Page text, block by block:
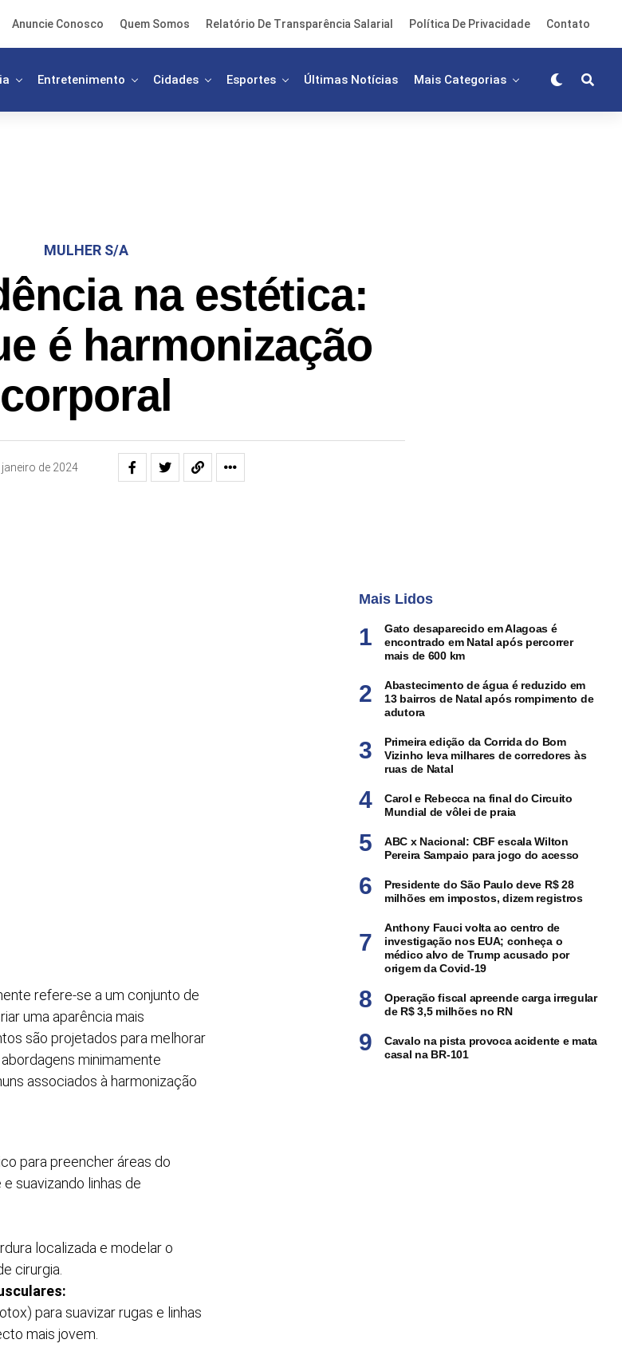
Anuncie Conosco Quem Somos Relatório De Transparência Salarial Política De Privacidade Contato
Entretenimento Cidades Esportes Últimas Notícias Mais Categorias
MULHER S/A
na estética:
é harmonização
corporal
janeiro de 2024
refere-se a um conjunto de
uma aparência mais
são projetados para melhorar
minimamente
associados à harmonização
para preencher áreas do
suavizando linhas de
localizada e modelar o
cirurgia.
para suavizar rugas e linhas
mais jovem.
Mais Lidos
Gato desaparecido em Alagoas é
encontrado em Natal após percorrer
mais de 600 km
Abastecimento de água é reduzido em
13 bairros de Natal após rompimento de
adutora
Primeira edição da Corrida do Bom
Vizinho leva milhares de corredores às
ruas de Natal
Carol e Rebecca na final do Circuito
Mundial de vôlei de praia
ABC x Nacional: CBF escala Wilton
Pereira Sampaio para jogo do acesso
Presidente do São Paulo deve R$ 28
milhões em impostos, dizem registros
Anthony Fauci volta ao centro de
investigação nos EUA; conheça o
médico alvo de Trump acusado por
origem da Covid-19
Operação fiscal apreende carga irregular
de R$ 3,5 milhões no RN
Cavalo na pista provoca acidente e mata
casal na BR-101